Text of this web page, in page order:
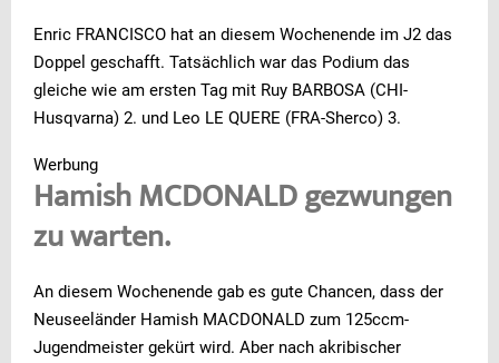
Enric FRANCISCO hat an diesem Wochenende im J2 das
Doppel geschafft. Tatsächlich war das Podium das
gleiche wie am ersten Tag mit Ruy BARBOSA (CHI-
Husqvarna) 2. und Leo LE QUERE (FRA-Sherco) 3.
Werbung
Hamish MCDONALD gezwungen
zu warten.
An diesem Wochenende gab es gute Chancen, dass der
Neuseeländer Hamish MACDONALD zum 125ccm-
Jugendmeister gekürt wird. Aber nach akribischer